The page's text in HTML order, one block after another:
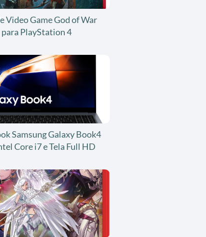
Video Game God of War
para PlayStation 4
Samsung Galaxy Book4
Core i7 e Tela Full HD